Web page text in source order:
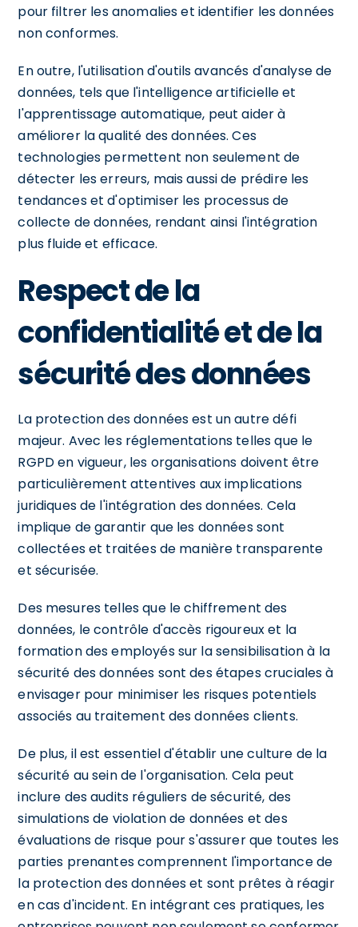
pour filtrer les anomalies et identifier les données
non conformes.
En outre, l'utilisation d'outils avancés d'analyse de
données, tels que l'intelligence artificielle et
l'apprentissage automatique, peut aider à
améliorer la qualité des données. Ces
technologies permettent non seulement de
détecter les erreurs, mais aussi de prédire les
tendances et d'optimiser les processus de
collecte de données, rendant ainsi l'intégration
plus fluide et efficace.
Respect de la
confidentialité et de la
sécurité des données
La protection des données est un autre défi
majeur. Avec les réglementations telles que le
RGPD en vigueur, les organisations doivent être
particulièrement attentives aux implications
juridiques de l'intégration des données. Cela
implique de garantir que les données sont
collectées et traitées de manière transparente
et sécurisée.
Des mesures telles que le chiffrement des
données, le contrôle d'accès rigoureux et la
formation des employés sur la sensibilisation à la
sécurité des données sont des étapes cruciales à
envisager pour minimiser les risques potentiels
associés au traitement des données clients.
De plus, il est essentiel d'établir une culture de la
sécurité au sein de l'organisation. Cela peut
inclure des audits réguliers de sécurité, des
simulations de violation de données et des
évaluations de risque pour s'assurer que toutes les
parties prenantes comprennent l'importance de
la protection des données et sont prêtes à réagir
en cas d'incident. En intégrant ces pratiques, les